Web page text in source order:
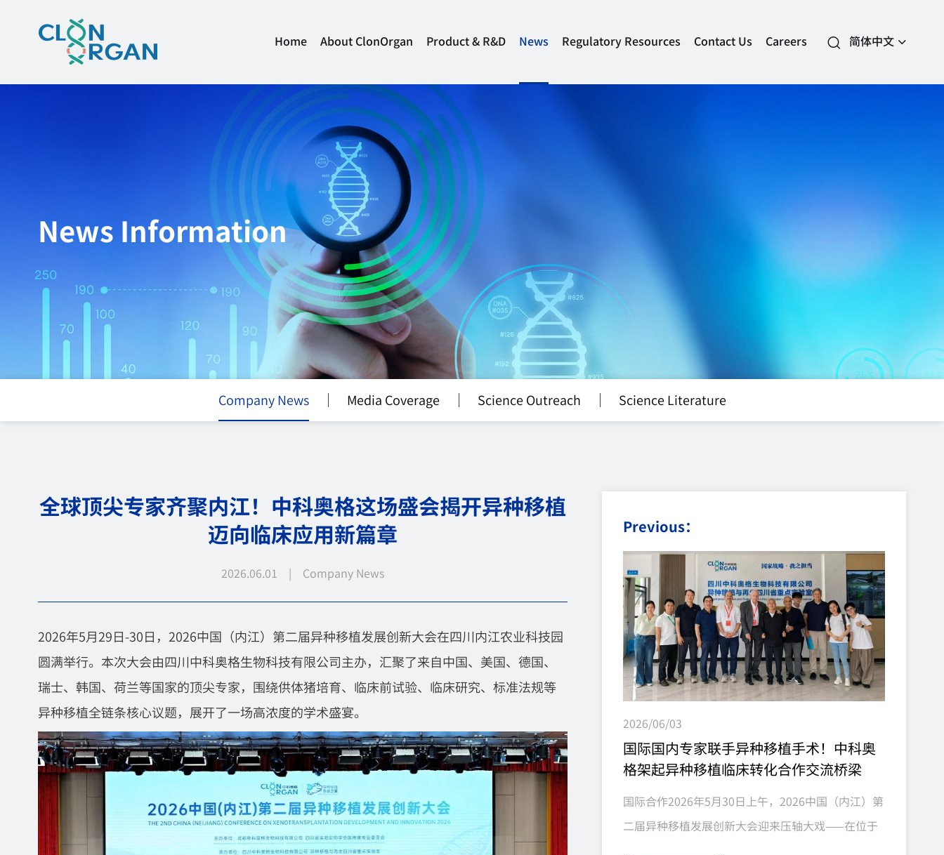
Home About ClonOrgan Product & R&D News Regulatory Resources Contact Us Careers 简体中文
News Information
Company News Media Coverage Science Outreach Science Literature
全球顶尖专家齐聚内江！中科奥格这场盛会揭开异种移植
迈向临床应用新篇章
2026.06.01 | Company News
2026年5月29日-30日，2026中国（内江）第二届异种移植发展创新大会在四川内江农业科技园
圆满举行。本次大会由四川中科奥格生物科技有限公司主办，汇聚了来自中国、美国、德国、
瑞士、韩国、荷兰等国家的顶尖专家，围绕供体猪培育、临床前试验、临床研究、标准法规等
异种移植全链条核心议题，展开了一场高浓度的学术盛宴。
Previous：
2026/06/03
国际国内专家联手异种移植手术！中科奥
格架起异种移植临床转化合作交流桥梁
国际合作2026年5月30日上午，2026中国（内江）第
二届异种移植发展创新大会迎来压轴大戏——在位于